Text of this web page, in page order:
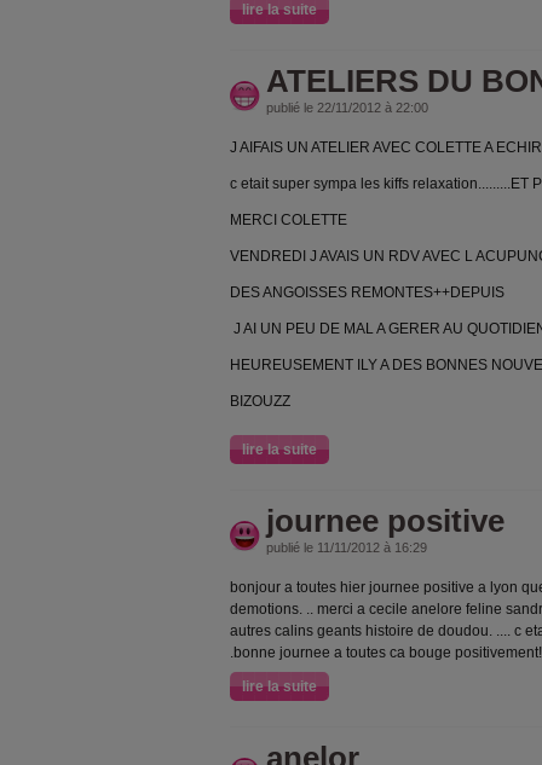
lire la suite
ATELIERS DU
publié le 22/11/2012 à 22:00
J AIFAIS UN ATELIER AVEC COLETTE A
c etait super sympa les kiffs relaxation.........ET
MERCI COLETTE
VENDREDI J AVAIS UN RDV AVEC L
DES ANGOISSES REMONTES++DEPUIS
J AI UN PEU DE MAL A GERER AU
HEUREUSEMENT ILY A DES BONNES
BIZOUZZ
lire la suite
journee positive
publié le 11/11/2012 à 16:29
bonjour a toutes hier journee positive a lyon
demotions. .. merci a cecile anelore feline
autres calins geants histoire de doudou. .... c
.bonne journee a toutes ca bouge
lire la suite
anelor